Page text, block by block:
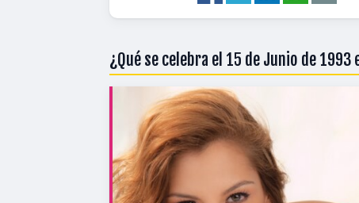
¿Qué se celebra el 15 de Junio de 1993